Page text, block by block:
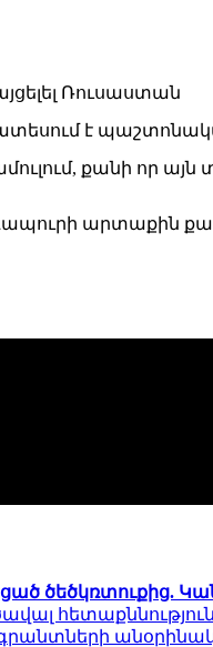
է
քանի
արտաքին
ծեծկռտուքից.